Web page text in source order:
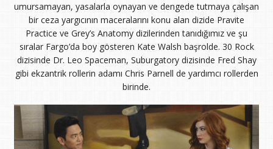
umursamayan, yasalarla oynayan ve dengede tutmaya çalışan
bir ceza yargıcının maceralarını konu alan dizide Pravite
Practice ve Grey’s Anatomy dizilerinden tanıdığımız ve şu
sıralar Fargo’da boy gösteren Kate Walsh başrolde. 30 Rock
dizisinde Dr. Leo Spaceman, Suburgatory dizisinde Fred Shay
gibi ekzantrik rollerin adamı Chris Parnell de yardımcı rollerden
birinde.